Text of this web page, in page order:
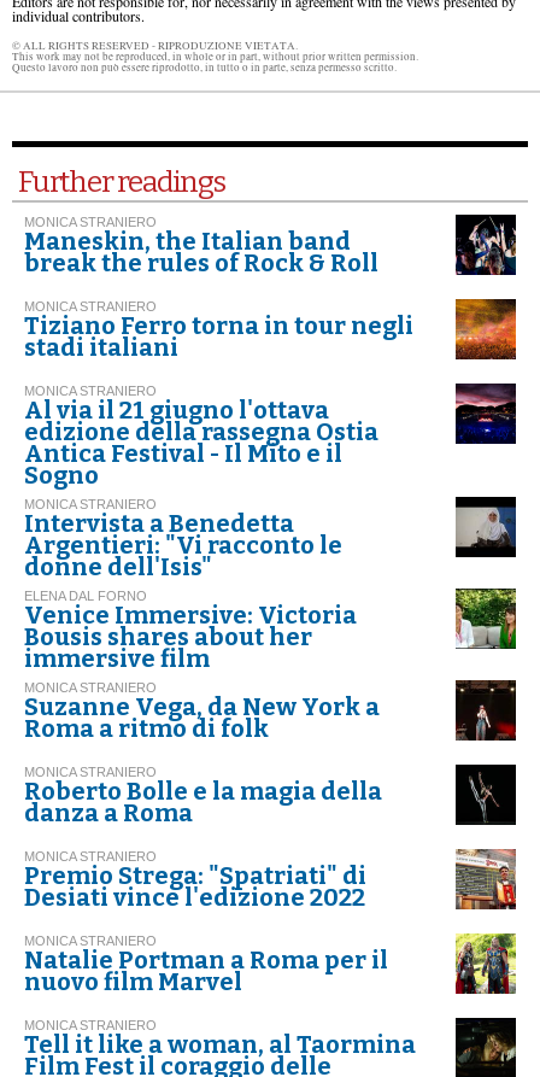
individual contributors.
© ALL RIGHTS RESERVED - RIPRODUZIONE VIETATA.
This work may not be reproduced, in whole or in part, without prior written permission.
Questo lavoro non può essere riprodotto, in tutto o in parte, senza permesso scritto.
Further readings
MONICA STRANIERO
Maneskin, the Italian band
break the rules of Rock & Roll
MONICA STRANIERO
Tiziano Ferro torna in tour negli
stadi italiani
MONICA STRANIERO
Al via il 21 giugno l'ottava
edizione della rassegna Ostia
Antica Festival - Il Mito e il
Sogno
MONICA STRANIERO
Intervista a Benedetta
Argentieri: "Vi racconto le
donne dell'Isis"
ELENA DAL FORNO
Venice Immersive: Victoria
Bousis shares about her
immersive film
MONICA STRANIERO
Suzanne Vega, da New York a
Roma a ritmo di folk
MONICA STRANIERO
Roberto Bolle e la magia della
danza a Roma
MONICA STRANIERO
Premio Strega: "Spatriati" di
Desiati vince l'edizione 2022
MONICA STRANIERO
Natalie Portman a Roma per il
nuovo film Marvel
MONICA STRANIERO
Tell it like a woman, al Taormina
Film Fest il coraggio delle